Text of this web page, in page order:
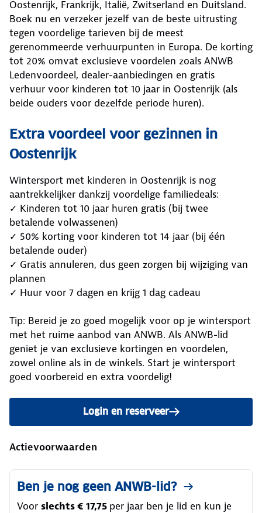
Oostenrijk, Frankrijk, Italië, Zwitserland en Duitsland.
Boek nu en verzeker jezelf van de beste uitrusting
tegen voordelige tarieven bij de meest
gerenommeerde verhuurpunten in Europa. De korting
tot 20% omvat exclusieve voordelen zoals ANWB
Ledenvoordeel, dealer-aanbiedingen en gratis
verhuur voor kinderen tot 10 jaar in Oostenrijk (als
beide ouders voor dezelfde periode huren).
Extra voordeel voor gezinnen in
Oostenrijk
Wintersport met kinderen in Oostenrijk is nog
aantrekkelijker dankzij voordelige familiedeals:
✓ Kinderen tot 10 jaar huren gratis (bij twee
betalende volwassenen)
✓ 50% korting voor kinderen tot 14 jaar (bij één
betalende ouder)
✓ Gratis annuleren, dus geen zorgen bij wijziging van
plannen
✓ Huur voor 7 dagen en krijg 1 dag cadeau
Tip: Bereid je zo goed mogelijk voor op je wintersport
met het ruime aanbod van ANWB. Als ANWB-lid
geniet je van exclusieve kortingen en voordelen,
zowel online als in de winkels. Start je wintersport
goed voorbereid en extra voordelig!
Login en reserveer
Actievoorwaarden
Ben je nog geen ANWB-lid?
Voor slechts € 17,75 per jaar ben je lid en kun je